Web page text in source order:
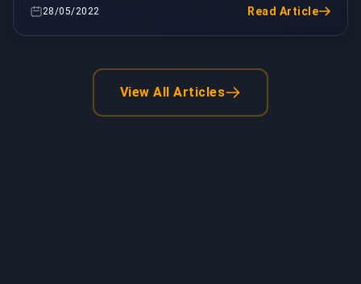
matchmaking. Cons...
28/05/2022 Read Article
View All Articles